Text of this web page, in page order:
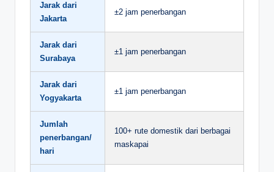
Jarak dari
Jakarta
±2 jam penerbangan
Jarak dari
Surabaya
±1 jam penerbangan
Jarak dari
Yogyakarta
±1 jam penerbangan
Jumlah
penerbangan/
hari
100+ rute domestik dari berbagai
maskapai